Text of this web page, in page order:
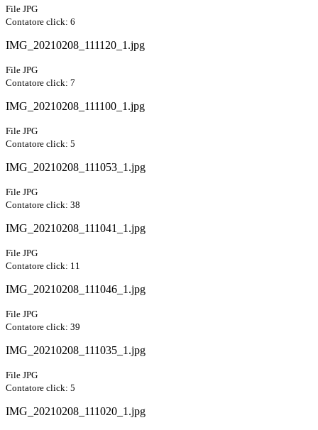
File JPG
Contatore click: 6
IMG_20210208_111120_1.jpg
File JPG
Contatore click: 7
IMG_20210208_111100_1.jpg
File JPG
Contatore click: 5
IMG_20210208_111053_1.jpg
File JPG
Contatore click: 38
IMG_20210208_111041_1.jpg
File JPG
Contatore click: 11
IMG_20210208_111046_1.jpg
File JPG
Contatore click: 39
IMG_20210208_111035_1.jpg
File JPG
Contatore click: 5
IMG_20210208_111020_1.jpg